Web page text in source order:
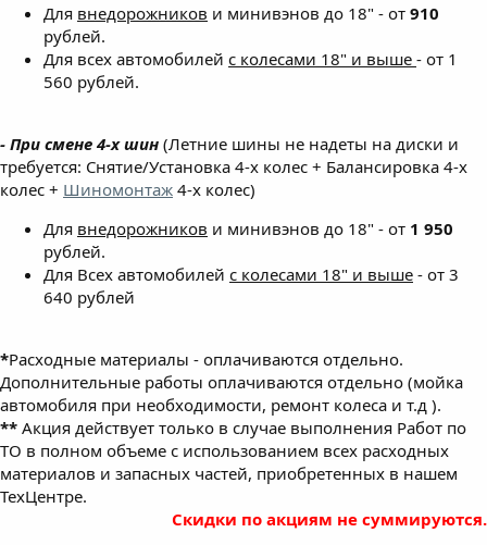
Для внедорожников и минивэнов до 18" - от 910
рублей.
Для всех автомобилей с колесами 18" и выше - от 1
560 рублей.
- При смене 4-х шин (Летние шины не надеты на диски и
требуется: Снятие/Установка 4-х колес + Балансировка 4-х
колес + Шиномонтаж 4-х колес)
Для внедорожников и минивэнов до 18" - от 1 950
рублей.
Для Всех автомобилей с колесами 18" и выше - от 3
640 рублей
*Расходные материалы - оплачиваются отдельно.
Дополнительные работы оплачиваются отдельно (мойка
автомобиля при необходимости, ремонт колеса и т.д ).
** Акция действует только в случае выполнения Работ по
ТО в полном объеме с использованием всех расходных
материалов и запасных частей, приобретенных в нашем
ТехЦентре.
Скидки по акциям не суммируются.